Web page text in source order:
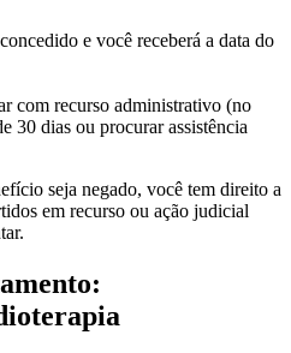
e você receberá a data do
com recurso administrativo (no
30 dias ou procurar assistência
seja negado, você tem direito a
em recurso ou ação judicial